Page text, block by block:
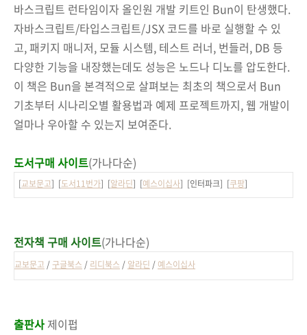
바스크립트 런타임이자 올인원 개발 키트인 Bun이 탄생했다.
자바스크립트/타입스크립트/JSX 코드를 바로 실행할 수 있
고, 패키지 매니저, 모듈 시스템, 테스트 러너, 번들러, DB 등
다양한 기능을 내장했는데도 성능은 노드나 디노를 압도한다.
이 책은 Bun을 본격적으로 살펴보는 최초의 책으로서 Bun
기초부터 시나리오별 활용법과 예제 프로젝트까지, 웹 개발이
얼마나 우아할 수 있는지 보여준다.
도서구매 사이트(가나다순)
[교보문고] [도서11번가] [알라딘] [예스이십사] [인터파크] [쿠팡]
전자책 구매 사이트(가나다순)
교보문고 /구글북스 / 리디북스 / 알라딘 / 예스이십사
출판사 제이펍